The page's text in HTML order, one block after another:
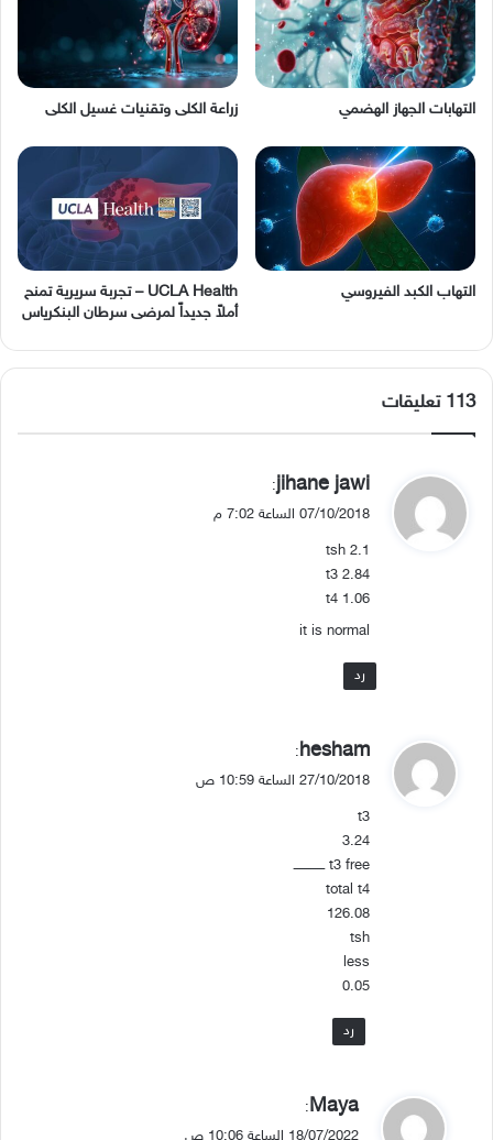
التهابات الجهاز الهضمي زراعة الكلى وتقنيات غسيل الكلى
التهاب الكبد الفيروسي
UCLA Health – تجربة سريرية تمنح
أملاً جديداً لمرضى سرطان البنكرياس
‫113 تعليقات
ي
ق
ل
jihane jawi
:
07/10/2018 الساعة 7:02 م
tsh 2.1
t3 2.84
t4 1.06
it is normal
رد
ي
ق
ل
hesham
:
27/10/2018 الساعة 10:59 ص
t3
3.24
t3 free ــــــــــــــ
total t4
126.08
tsh
less
0.05
رد
ي
ق
Maya
: